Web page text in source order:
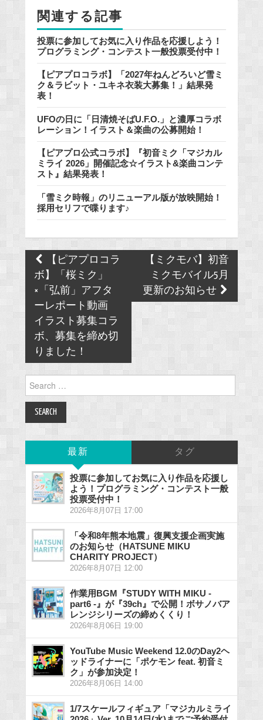
k
関連する記事
投票に参加してお気に入り作品を応援しよう！
プログラミング・コンテスト一般投票受付中！
【ピアプロコラボ】「2027年ねんどろいど雪ミ
ク＆ラビット・ユキネ衣装大募集！」結果発
表！
UFOの日に「日清焼そばU.F.O.」と濃厚コラボ
レーション！イラスト＆楽曲の公募開始！
【ピアプロ公式コラボ】『初音ミク「マジカル
ミライ 2026」開催記念☆イラスト&楽曲コンテ
スト』結果発表！
「雪ミク時報」のリニューアル版が放映開始！
採用セリフで喋ります♪
Post
navigation
【ピアプロコラ
ボ】「桜ミク」
×「弘前」アフタ
ーレポート動画
イラスト募集コラ
ボ、募集を締め切
りました！
【ミクモバ】初音
ミクモバイル5月
更新のお知らせ
Search
for:
最新 タグ
投票に参加してお気に入り作品を応援し
よう！プログラミング・コンテスト一般
投票受付中！
2026年8月07日 17:00
「令和8年熊本地震」復興支援企画実施
のお知らせ（HATSUNE MIKU
CHARITY PROJECT）
2026年8月07日 12:00
作業用BGM『STUDY WITH MIKU -
part6 -』が『39ch』で公開！ボサノバア
レンジシリーズの締めくくり！
2026年8月06日 19:00
YouTube Music Weekend 12.0のDay2ヘ
ッドライナーに「ポケモン feat. 初音ミ
ク」が参加決定！
2026年8月06日 14:00
1/7スケールフィギュア「マジカルミライ